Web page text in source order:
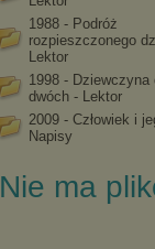
1988 - Podróż
rozpieszczonego
Lektor
1998 - Dziewczyna
dwóch - Lektor
2009 - Człowiek i
Napisy
Nie ma